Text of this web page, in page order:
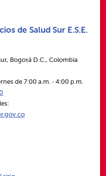
de Salud Sur E.S.E.
Bogotá D.C., Colombia
de 7:00 a.m. ‑ 4:00 p.m.